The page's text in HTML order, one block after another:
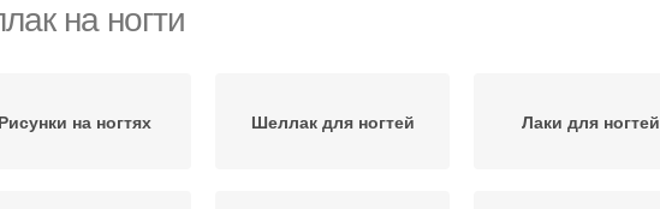
на ногти
Рисунки на ногтях Шеллак для ногтей Лаки для ногтей